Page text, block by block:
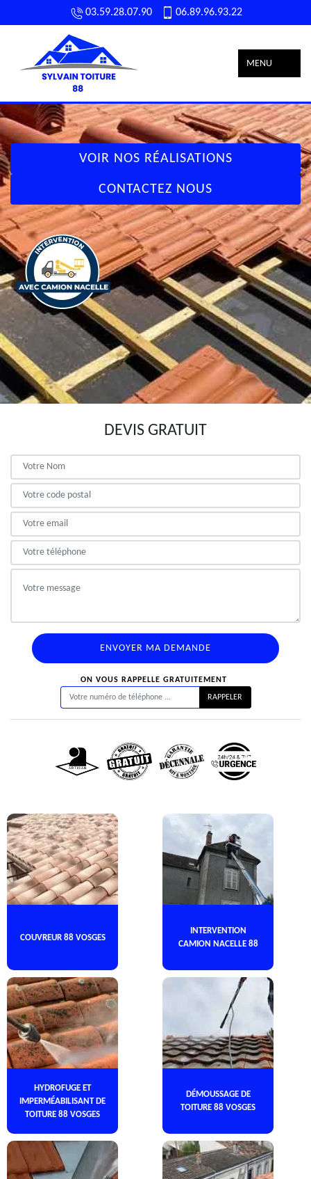
03.59.28.07.90 06.89.96.93.22
MENU
VOIR NOS RÉALISATIONS
CONTACTEZ NOUS
DEVIS GRATUIT
ON VOUS RAPPELLE GRATUITEMENT
COUVREUR 88 VOSGES
INTERVENTION
CAMION NACELLE 88
HYDROFUGE ET
IMPERMÉABILISANT DE
TOITURE 88 VOSGES
DÉMOUSSAGE DE
TOITURE 88 VOSGES